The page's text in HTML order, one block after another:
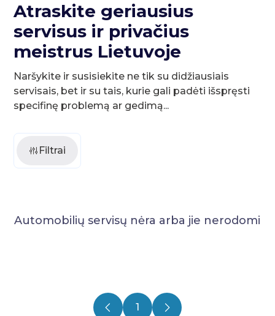
Atraskite geriausius
servisus ir privačius
meistrus Lietuvoje
Naršykite ir susisiekite ne tik su didžiausiais
servisais, bet ir su tais, kurie gali padėti išspręsti
specifinę problemą ar gedimą...
Filtrai
Automobilių servisų nėra arba jie nerodomi
1